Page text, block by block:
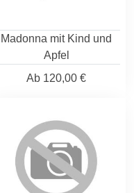
Madonna mit Kind und
Apfel
Ab 120,00 €